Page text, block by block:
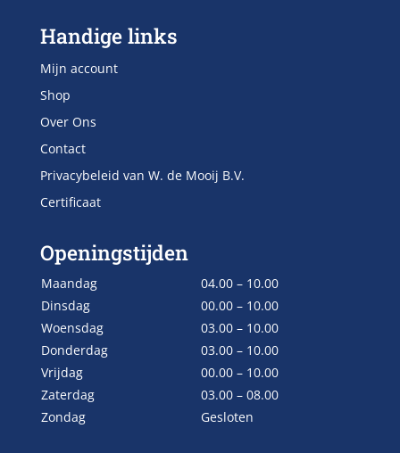
Handige links
Mijn account
Shop
Over Ons
Contact
Privacybeleid van W. de Mooij B.V.
Certificaat
Openingstijden
Maandag
04.00 – 10.00
Dinsdag
00.00 – 10.00
Woensdag
03.00 – 10.00
Donderdag
03.00 – 10.00
Vrijdag
00.00 – 10.00
Zaterdag
03.00 – 08.00
Zondag
Gesloten